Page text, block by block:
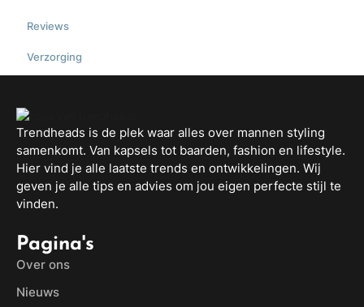
Reviews
Verzorging
Trendheads is de plek waar alles over mannen styling
samenkomt. Van kapsels tot baarden, fashion en lifestyle.
Hier vind je alle laatste trends en ontwikkelingen. Wij
geven je alle tips en advies om jou eigen perfecte stijl te
vinden.
Pagina's
Over ons
Nieuws